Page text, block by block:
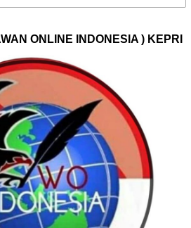
ONLINE INDONESIA ) KEPRI